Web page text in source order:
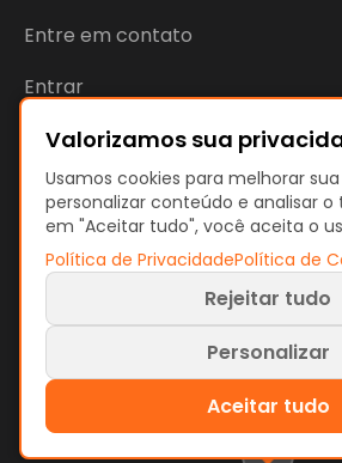
Entre em contato
Entrar
Localização & Contato
Willem Sandbergstraat 33
The Netherlands
KvK: 92890598
VAT: NL866207144B01
Valorizamos sua
Usamos cookies para melhorar
personalizar conteúdo e analisar o
em "Aceitar tudo", você aceita o
Política de PrivacidadePolítica de
Rejeitar tudo
Personalizar
Aceitar tudo